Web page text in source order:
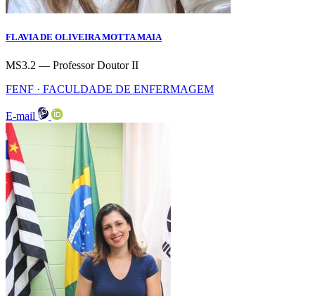
FLAVIA DE OLIVEIRA MOTTA MAIA
MS3.2 — Professor Doutor II
FENF · FACULDADE DE ENFERMAGEM
E-mail